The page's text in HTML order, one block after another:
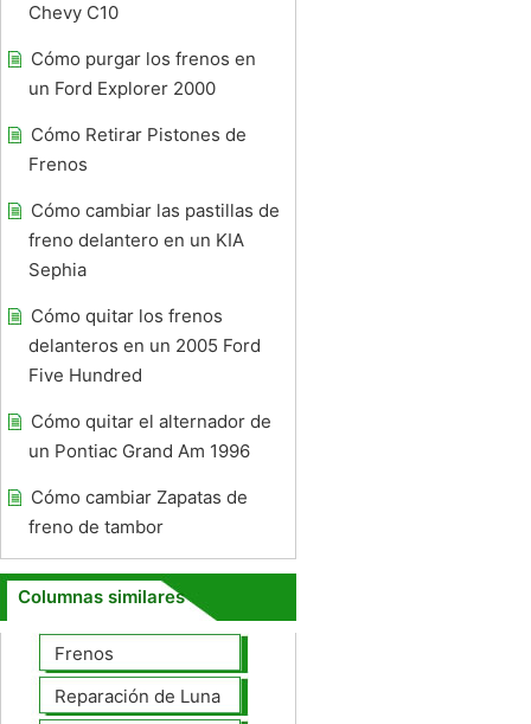
Chevy C10
Cómo purgar los frenos en
un Ford Explorer 2000
Cómo Retirar Pistones de
Frenos
Cómo cambiar las pastillas de
freno delantero en un KIA
Sephia
Cómo quitar los frenos
delanteros en un 2005 Ford
Five Hundred
Cómo quitar el alternador de
un Pontiac Grand Am 1996
Cómo cambiar Zapatas de
freno de tambor
Columnas similares
Frenos
Reparación de Lunas